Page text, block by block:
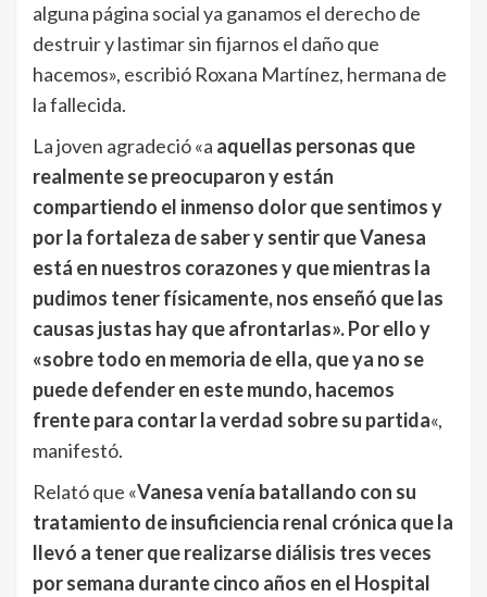
alguna página social ya ganamos el derecho de
destruir y lastimar sin fijarnos el daño que
hacemos», escribió Roxana Martínez, hermana de
la fallecida.
La joven agradeció «a aquellas personas que
realmente se preocuparon y están
compartiendo el inmenso dolor que sentimos y
por la fortaleza de saber y sentir que Vanesa
está en nuestros corazones y que mientras la
pudimos tener físicamente, nos enseñó que las
causas justas hay que afrontarlas». Por ello y
«sobre todo en memoria de ella, que ya no se
puede defender en este mundo, hacemos
frente para contar la verdad sobre su partida«,
manifestó.
Relató que «Vanesa venía batallando con su
tratamiento de insuficiencia renal crónica que la
llevó a tener que realizarse diálisis tres veces
por semana durante cinco años en el Hospital